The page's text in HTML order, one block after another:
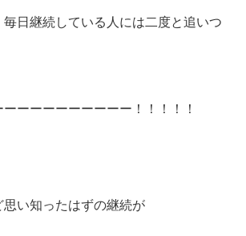
日継続している人には二度と追いつ
ーーーーーーーーー！！！！！
い知ったはずの継続が